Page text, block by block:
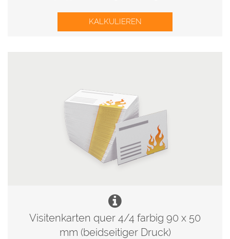
KALKULIEREN
Visitenkarten quer 4/4 farbig 90 x 50
mm (beidseitiger Druck)